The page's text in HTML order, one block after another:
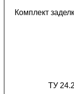
Комплект
ТУ